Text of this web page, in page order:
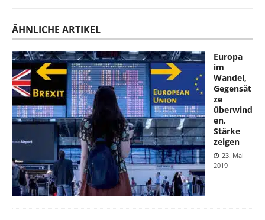
ÄHNLICHE ARTIKEL
Europa
im
Wandel,
Gegensät
ze
überwind
en,
Stärke
zeigen
23. Mai
2019